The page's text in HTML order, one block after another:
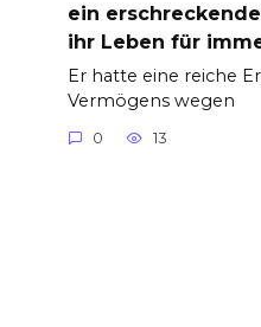
ein
ihr Leben für
Er hatte eine reiche
Vermögens wegen
0 13